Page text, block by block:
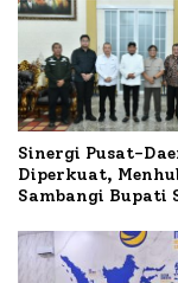
Sinergi Pusat-
Diperkuat,
Sambangi Bupati
Mutiara Sentosa II